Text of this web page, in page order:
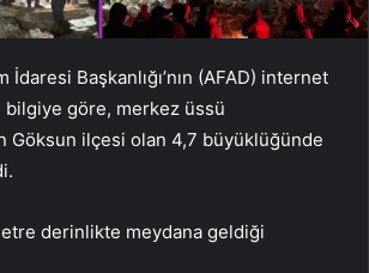
Başkanlığı’nın (AFAD) internet
göre, merkez üssü
Göksun ilçesi olan 4,7 büyüklüğünde
derinlikte meydana geldiği